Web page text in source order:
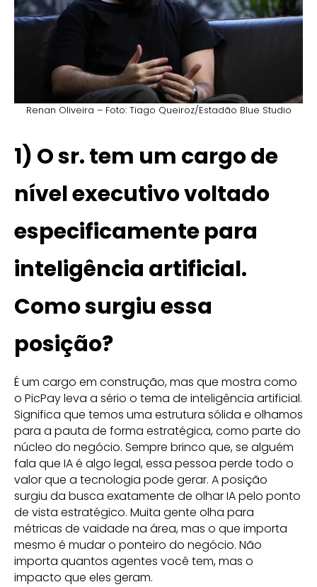
Renan Oliveira – Foto: Tiago Queiroz/Estadão Blue Studio
1) O sr. tem um cargo de
nível executivo voltado
especificamente para
inteligência artificial.
Como surgiu essa
posição?
É um cargo em construção, mas que mostra como
o PicPay leva a sério o tema de inteligência artificial.
Significa que temos uma estrutura sólida e olhamos
para a pauta de forma estratégica, como parte do
núcleo do negócio. Sempre brinco que, se alguém
fala que IA é algo legal, essa pessoa perde todo o
valor que a tecnologia pode gerar. A posição
surgiu da busca exatamente de olhar IA pelo ponto
de vista estratégico. Muita gente olha para
métricas de vaidade na área, mas o que importa
mesmo é mudar o ponteiro do negócio. Não
importa quantos agentes você tem, mas o
impacto que eles geram.